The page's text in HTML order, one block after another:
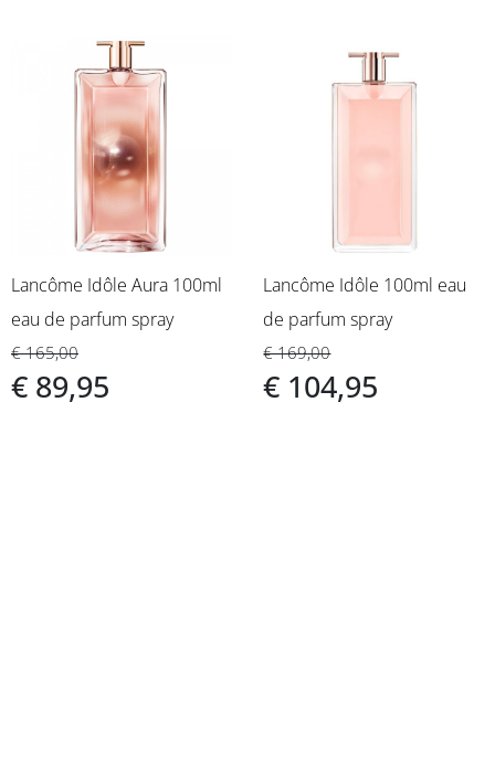
Lancôme Idôle Aura 100ml
eau de parfum spray
€ 165,00
€ 89,95
Lancôme Idôle 100ml eau
de parfum spray
€ 169,00
€ 104,95